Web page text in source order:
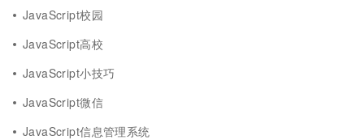
JavaScript校园
JavaScript高校
JavaScript小技巧
JavaScript微信
JavaScript信息管理系统